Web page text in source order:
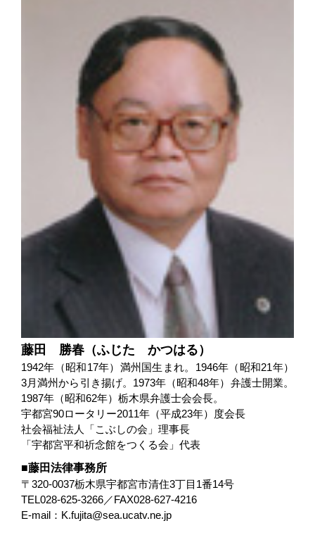
藤田 勝春（ふじた かつはる）
1942年（昭和17年）満州国生まれ。1946年（昭和21年）
3月満州から引き揚げ。1973年（昭和48年）弁護士開業。
1987年（昭和62年）栃木県弁護士会会長。
宇都宮90ロータリー2011年（平成23年）度会長
社会福祉法人「こぶしの会」理事長
「宇都宮平和祈念館をつくる会」代表
藤田法律事務所
〒320-0037栃木県宇都宮市清住3丁目1番14号
TEL028-625-3266／FAX028-627-4216
E-mail：K.fujita@sea.ucatv.ne.jp